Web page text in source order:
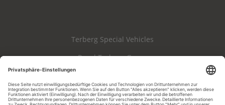
Terberg Special Vehicles
Royal Terberg Group
Impressum